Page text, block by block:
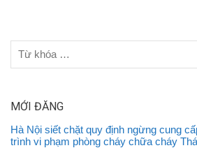
MỚI ĐĂNG
Hà Nội siết chặt quy định ngừng cung
trình vi phạm phòng cháy chữa cháy